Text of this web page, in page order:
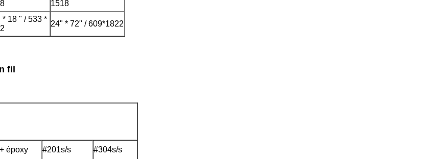
1518
* 18 " / 533 *
24" * 72" / 609*1822
fil
époxy #201s/s #304s/s